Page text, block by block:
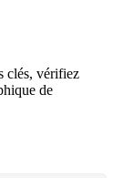
clés, vérifiez
de